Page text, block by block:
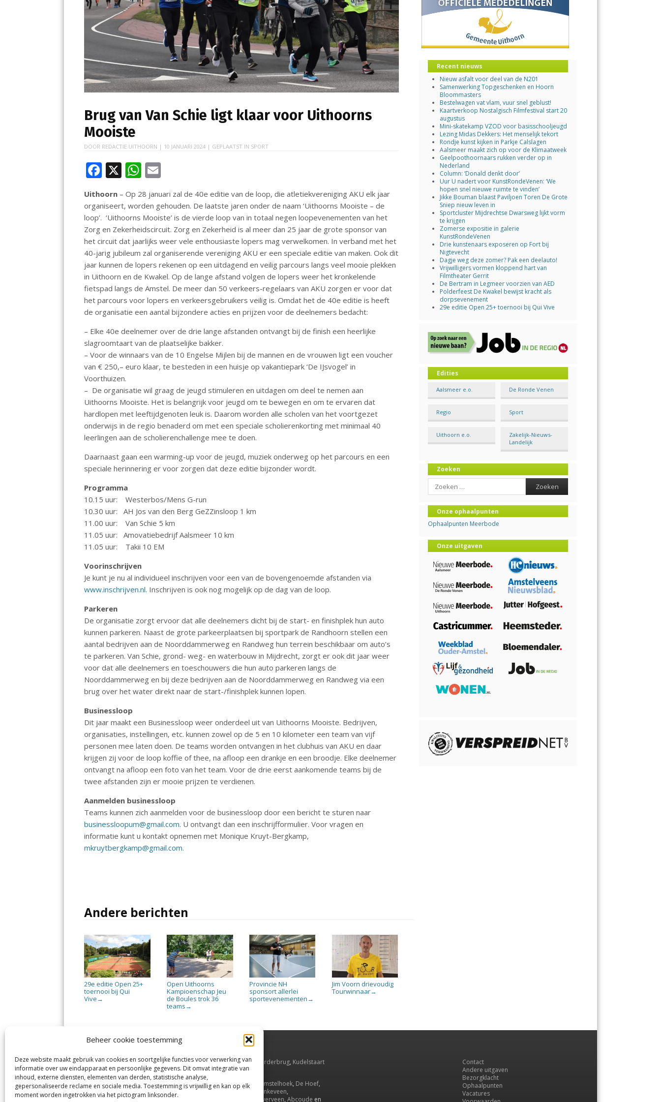
Beheer cookie toestemming
Deze website maakt gebruik van cookies en soortgelijke functies voor verwerking van
informatie over uw eindapparaat en persoonlijke gegevens. Dit omvat integratie van
inhoud, externe diensten, elementen van derden, statistische analyse,
gepersonaliseerde reclame en sociale media. Toestemming is vrijwillig en kan op elk
moment worden ingetrokken via het pictogram linksonder.
Brug van Van Schie ligt klaar voor Uithoorns
Mooiste
DOOR REDACTIE UITHOORN | 10 JANUARI 2024 | GEPLAATST IN SPORT
F
ac
e
b
o
o
k
X W
h
at
s
A
p
p
ai
l
Uithoorn – Op 28 januari zal de 40e editie van de loop, die atletiekvereniging AKU elk jaar
organiseert, worden gehouden. De laatste jaren onder de naam ‘Uithoorns Mooiste – de
loop’. ‘Uithoorns Mooiste’ is de vierde loop van in totaal negen loopevenementen van het
Zorg en Zekerheidscircuit. Zorg en Zekerheid is al meer dan 25 jaar de grote sponsor van
het circuit dat jaarlijks weer vele enthousiaste lopers mag verwelkomen. In verband met het
40-jarig jubileum zal organiserende vereniging AKU er een speciale editie van maken. Ook dit
jaar kunnen de lopers rekenen op een uitdagend en veilig parcours langs veel mooie plekken
in Uithoorn en de Kwakel. Op de lange afstand volgen de lopers weer het kronkelende
fietspad langs de Amstel. De meer dan 50 verkeers-regelaars van AKU zorgen er voor dat
het parcours voor lopers en verkeersgebruikers veilig is. Omdat het de 40e editie is heeft
de organisatie een aantal bijzondere acties en prijzen voor de deelnemers bedacht:
– Elke 40e deelnemer over de drie lange afstanden ontvangt bij de finish een heerlijke
slagroomtaart van de plaatselijke bakker.
– Voor de winnaars van de 10 Engelse Mijlen bij de mannen en de vrouwen ligt een voucher
van € 250,– euro klaar, te besteden in een huisje op vakantiepark ‘De IJsvogel’ in
Voorthuizen.
– De organisatie wil graag de jeugd stimuleren en uitdagen om deel te nemen aan
Uithoorns Mooiste. Het is belangrijk voor jeugd om te bewegen en om te ervaren dat
hardlopen met leeftijdgenoten leuk is. Daarom worden alle scholen van het voortgezet
onderwijs in de regio benaderd om met een speciale scholierenkorting met minimaal 40
leerlingen aan de scholierenchallenge mee te doen.
Daarnaast gaan een warming-up voor de jeugd, muziek onderweg op het parcours en een
speciale herinnering er voor zorgen dat deze editie bijzonder wordt.
Programma
10.15 uur: Westerbos/Mens G-run
10.30 uur: AH Jos van den Berg GeZZinsloop 1 km
11.00 uur: Van Schie 5 km
11.05 uur: Amovatiebedrijf Aalsmeer 10 km
11.05 uur: Takii 10 EM
Voorinschrijven
Je kunt je nu al individueel inschrijven voor een van de bovengenoemde afstanden via
www.inschrijven.nl. Inschrijven is ook nog mogelijk op de dag van de loop.
Parkeren
De organisatie zorgt ervoor dat alle deelnemers dicht bij de start- en finishplek hun auto
kunnen parkeren. Naast de grote parkeerplaatsen bij sportpark de Randhoorn stellen een
aantal bedrijven aan de Noorddammerweg en Randweg hun terrein beschikbaar om auto’s
te parkeren. Van Schie, grond- weg- en waterbouw in Mijdrecht, zorgt er ook dit jaar weer
voor dat alle deelnemers en toeschouwers die hun auto parkeren langs de
Noorddammerweg en bij deze bedrijven aan de Noorddammerweg en Randweg via een
brug over het water direkt naar de start-/finishplek kunnen lopen.
Businessloop
Dit jaar maakt een Businessloop weer onderdeel uit van Uithoorns Mooiste. Bedrijven,
organisaties, instellingen, etc. kunnen zowel op de 5 en 10 kilometer een team van vijf
personen mee laten doen. De teams worden ontvangen in het clubhuis van AKU en daar
krijgen zij voor de loop koffie of thee, na afloop een drankje en een broodje. Elke deelnemer
ontvangt na afloop een foto van het team. Voor de drie eerst aankomende teams bij de
twee afstanden zijn er mooie prijzen te verdienen.
Aanmelden businessloop
Teams kunnen zich aanmelden voor de businessloop door een bericht te sturen naar
businessloopum@gmail.com. U ontvangt dan een inschrijfformulier. Voor vragen en
informatie kunt u kontakt opnemen met Monique Kruyt-Bergkamp,
mkruytbergkamp@gmail.com.
Andere berichten
29e editie Open 25+
toernooi bij Qui
Vive →
Open Uithoorns
Kampioenschap Jeu
de Boules trok 36
teams →
Provincie NH
sponsort allerlei
sportevenementen →
Jim Voorn drievoudig
Tourwinnaar→
Recent nieuws
Nieuw asfalt voor deel van de N201
Samenwerking Topgeschenken en Hoorn
Bloommasters
Bestelwagen vat vlam, vuur snel geblust!
Kaartverkoop Nostalgisch Filmfestival start 20
augustus
Mini-skatekamp VZOD voor basisschooljeugd
Lezing Midas Dekkers: Het menselijk tekort
Rondje kunst kijken in Parkje Calslagen
Aalsmeer maakt zich op voor de Klimaatweek
Geelpoothoornaars rukken verder op in
Nederland
Column: ‘Donald denkt door’
Uur U nadert voor KunstRondeVenen: ‘We
hopen snel nieuwe ruimte te vinden’
Jikke Bouman blaast Paviljoen Toren De Grote
Sniep nieuw leven in
Sportcluster Mijdrechtse Dwarsweg lijkt vorm
te krijgen
Zomerse expositie in galerie
KunstRondeVenen
Drie kunstenaars exposeren op Fort bij
Nigtevecht
Dagje weg deze zomer? Pak een deelauto!
Vrijwilligers vormen kloppend hart van
Filmtheater Gerrit
De Bertram in Legmeer voorzien van AED
Polderfeest De Kwakel bewijst kracht als
dorpsevenement
29e editie Open 25+ toernooi bij Qui Vive
Edities
Aalsmeer e.o. De Ronde Venen
Regio Sport
Uithoorn e.o.
Zakelijk-Nieuws-
Landelijk
Zoeken
Search
Onze ophaalpunten
Ophaalpunten Meerbode
Onze uitgaven
De Nieuwe Meerbode
Visserstraat 10
1431 GJ Aalsmeer
0297-341900
info@meerbode.nl
Aalsmeer,Aalsmeerderbrug, Kudelstaart
enOude Meer
De Ronde Venen
Amstelhoek, De Hoef,
Mijdrecht , Vinkeveen,
Waverveen, Abcoude en
Contact
Andere uitgaven
Bezorgklacht
Ophaalpunten
Vacatures